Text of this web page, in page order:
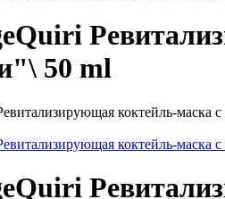
50 ml